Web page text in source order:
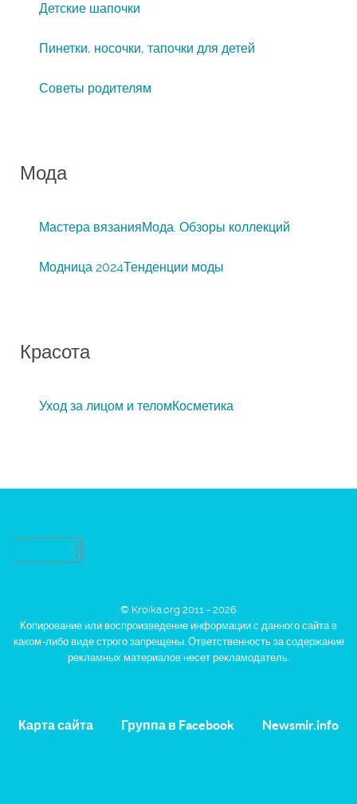
Детские шапочки
Пинетки, носочки, тапочки для детей
Советы родителям
Мода
Мастера вязанияМода. Обзоры коллекций
Модница 2024Тенденции моды
Красота
Уход за лицом и теломКосметика
© Kroika.org 2011 - 2026
Копирование или воспроизведение информации с данного сайта в
каком-либо виде строго запрещены. Ответственность за содержание
рекламных материалов несет рекламодатель.
Карта сайта Группа в Facebook Newsmir.info